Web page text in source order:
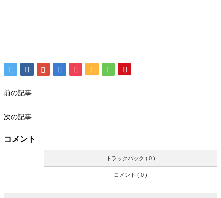
前の記事
次の記事
コメント
トラックバック ( 0 )
コメント ( 0 )